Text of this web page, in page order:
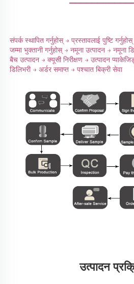
संपर्क स्थापित गर्नुहोस् → प्रस्तावलाई पुष्टि
जम्मा भुक्तानी गर्नुहोस् → नमूना उत्पादन → नमूना
बैच उत्पादन → क्यूसी निरीक्षण → उत्पादन
डिलिभरी → अर्डर समाप्त → पश्चात बिक्री सेवा
उत्पादन